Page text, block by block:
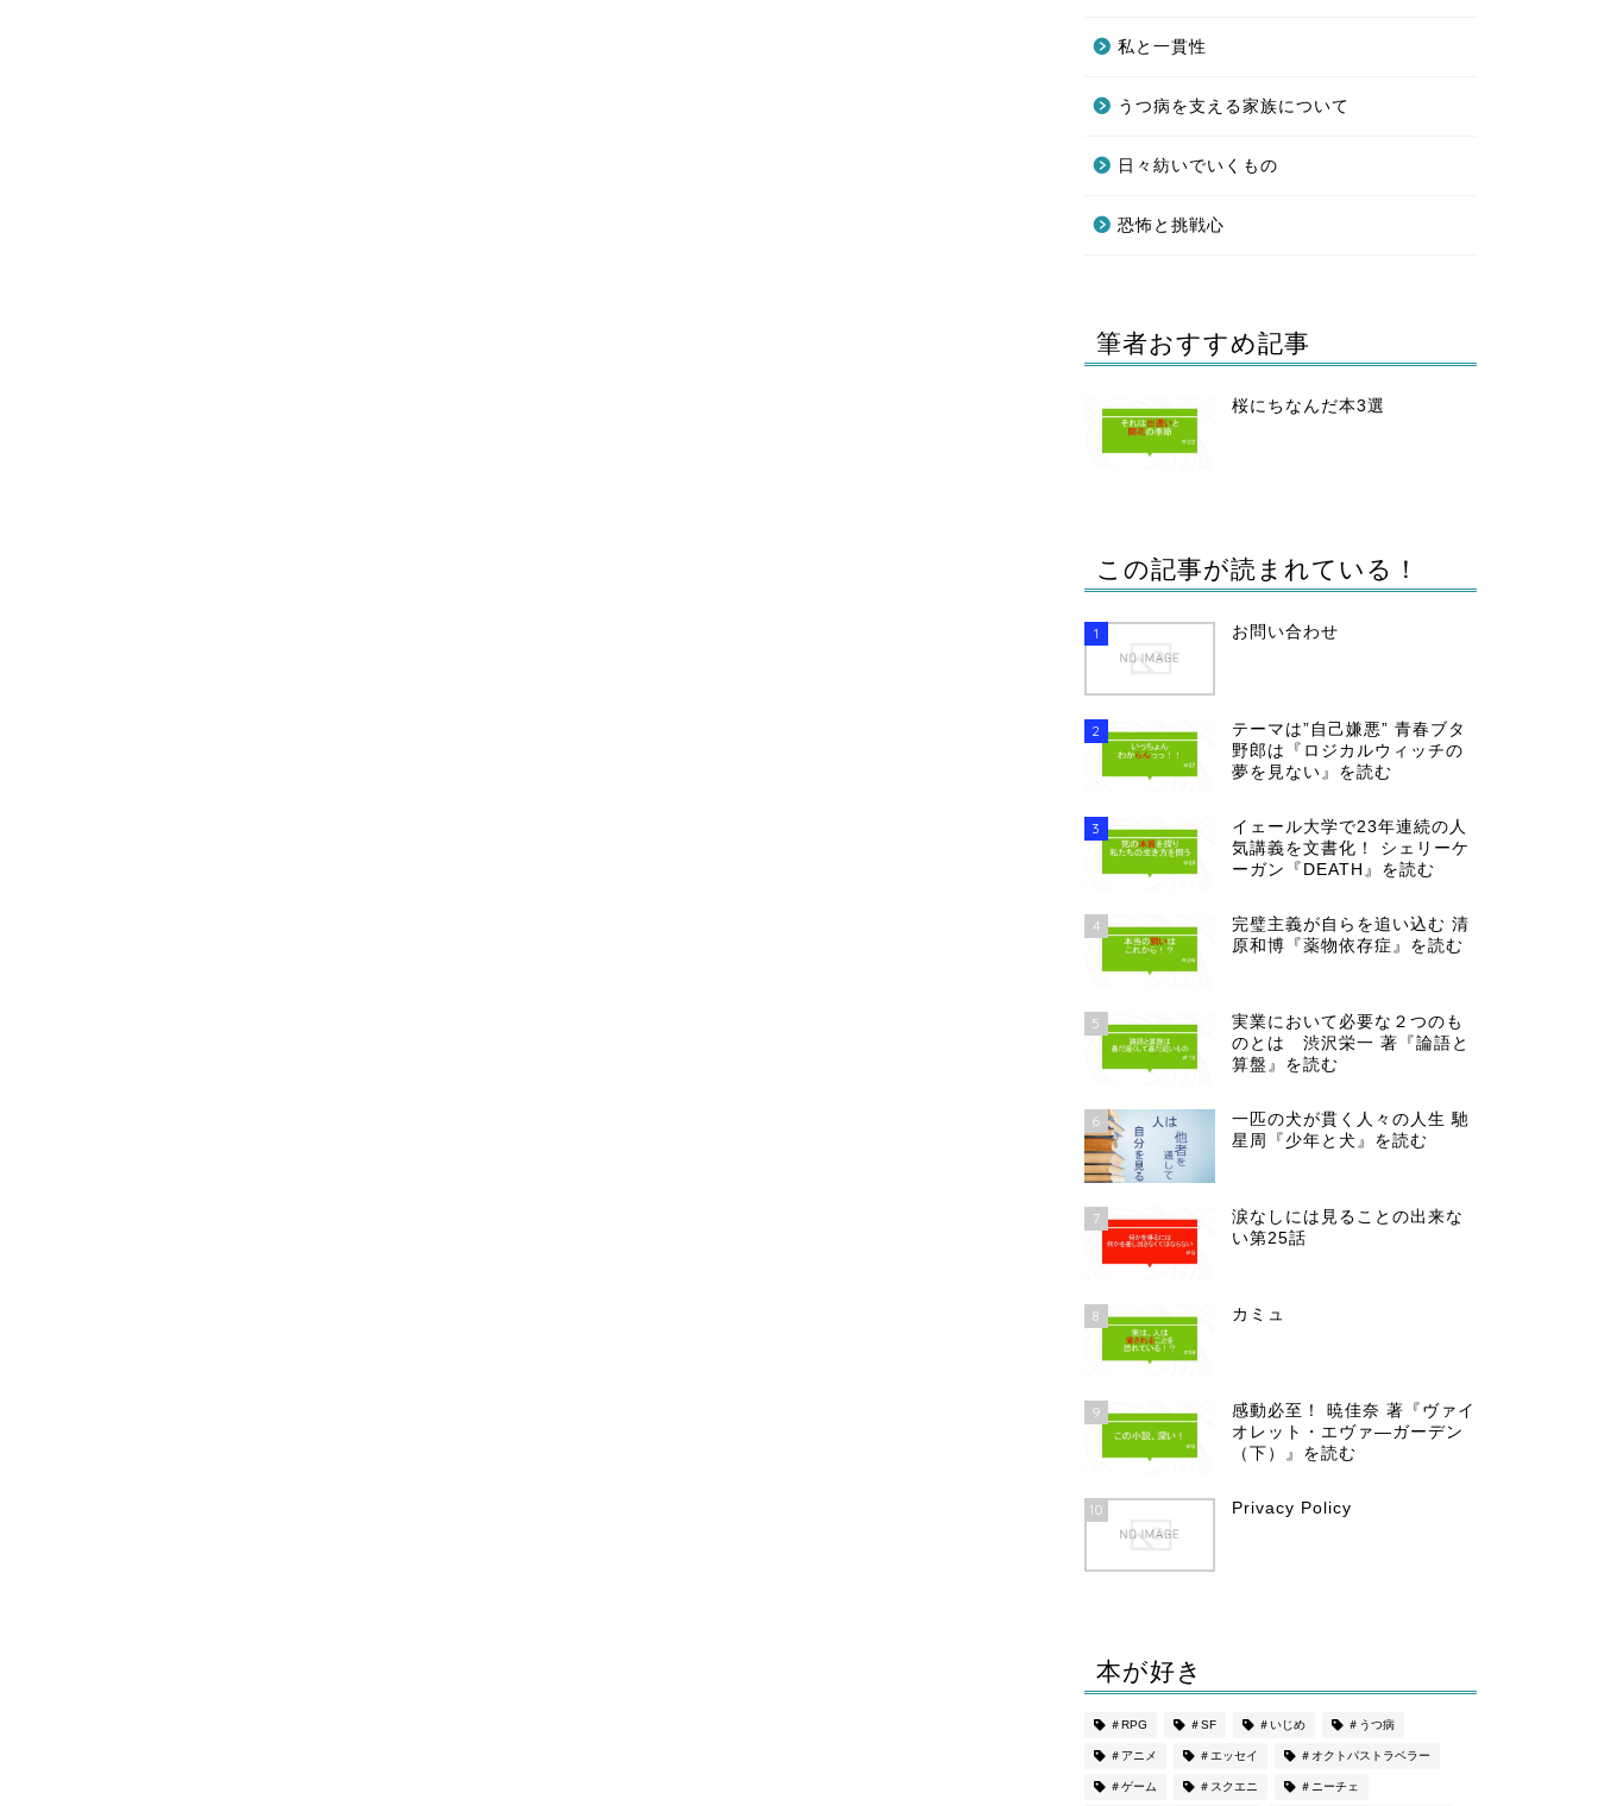
私と一貫性
うつ病を支える家族について
日々紡いでいくもの
恐怖と挑戦心
筆者おすすめ記事
桜にちなんだ本3選
この記事が読まれている！
1 お問い合わせ
2
テーマは”自己嫌悪” 青春ブタ
野郎は『ロジカルウィッチの
夢を見ない』を読む
3
イェール大学で23年連続の人
気講義を文書化！ シェリーケ
ーガン『DEATH』を読む
4
完璧主義が自らを追い込む 清
原和博『薬物依存症』を読む
5
実業において必要な２つのも
のとは 渋沢栄一 著『論語と
算盤』を読む
6
一匹の犬が貫く人々の人生 馳
星周『少年と犬』を読む
7
涙なしには見ることの出来な
い第25話
8 カミュ
9
感動必至！ 暁佳奈 著『ヴァイ
オレット・エヴァ―ガーデン
（下）』を読む
10 Privacy Policy
本が好き
＃RPG ＃SF ＃いじめ ＃うつ病
＃アニメ ＃エッセイ ＃オクトパストラベラー
＃ゲーム ＃スクエニ ＃ニーチェ